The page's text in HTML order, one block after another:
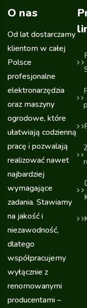
O nas
Od lat dostarczamy
klientom w całej
Polsce
profesjonalne
elektronarzędzia
oraz maszyny
ogrodowe, które
ułatwiają codzienną
pracę i pozwalają
realizować nawet
najbardziej
wymagające
zadania. Stawiamy
na jakość i
niezawodność,
dlatego
współpracujemy
wyłącznie z
renomowanymi
producentami –